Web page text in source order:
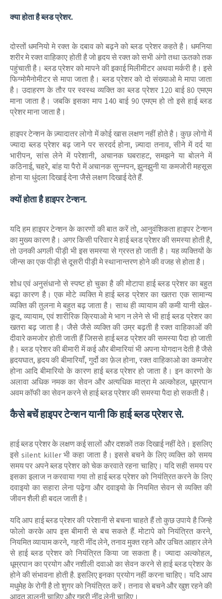
क्या होता है ब्‍लड प्रेशर.
दोस्‍तों धमनियो मे रक्त के दबाव को बढ़ने को ब्‍लड प्रेशर कहते है। धमनिया
शरीर मे रक्त वाहिकाए होती है जो हृदय से रक्त को सभी अंगो तथा ऊतको तक
पहुंचाती है। ब्‍लड प्रेशर को मापने की इकाई मिलीमीटर अथवा मर्करी है। इसे
फिग्‍मोमैनोमीटर से मापा जाता है। ब्‍लड प्रेशर को दो संख्याओ मे मापा जाता
है। उदाहरण के तौर पर स्‍वस्‍थ व्‍यक्ति का ब्‍लड प्रेशर 120 बाई 80 एमएम
माना जाता है। जबकि इसका माप 140 बाई 90 एमएम हो तो इसे हाई ब्‍लड
प्रेशर माना जाता है।
हाइपर टेन्‍शन के ज़्यादातर लोगो में कोई खास लक्षण नहीं होते है। कुछ लोगो में
ज्यादा ब्‍लड प्रेशर बढ़ जाने पर सरदर्द होना, ज़्यादा तनाव, सीने में दर्द या
भारीपन, सांस लेने में परेशानी, अचानक घबराहट, समझने या बोलने में
कठिनाई, चहरे, बांह या पैरो में अचानक सुन्नपन, झुनझुनी या कमजोरी महसूस
होना या धुंदला दिखाई देना जैसे लक्षण दिखाई देते हैं.
क्यों होता है हाइपर टेन्‍शन.
यदि हम हाइपर टेन्‍शन के कारणों की बात करें तो, आनुवंशिकता हाइपर टेन्‍शन
का मुख्य कारण है। अगर किसी परिवार मे हाई ब्‍लड प्रेशर की समस्या होती है,
तो उनकी अगली पीड़ी भी इस समस्या से ग्रस्त हो जाती है। यह व्यक्तियों के
जीन्‍स का एक पीड़ी से दूसरी पीड़ी मे स्थानान्तरण होने की वजह से होता है।
शोध एवं अनुसंधानो से स्पष्ट हो चुका है की मोटापा हाई ब्‍लड प्रेशर का बहुत
बढ़ा कारण है। एक मोटे व्यक्ति मे हाई ब्‍लड प्रेशर का खतरा एक सामान्य
व्यक्ति की तुलना मे बहुत बढ़ जाता है। साथ ही व्यायाम की कमी यानी खेल-
कूद, व्यायाम, एवं शारीरिक क्रियाओ मे भाग न लेने से भी हाई ब्‍लड प्रेशर का
खतरा बढ़ जाता है। जैसे जैसे व्यक्ति की उम्र बढ़ती है रक्त वाहिकाओं की
दीवारे कमजोर होती जाती हैं जिससे हाई ब्‍लड प्रेशर की समस्या पैदा हो जाती
है। ब्‍लड प्रेशर की बीमारी में कई और बीमारियां भी अपना योगदान देती है जैसे
हृदयघात, हृदय की बीमारियाँ, गुर्दो का फ़ेल होना, रक्त वाहिकाओ का कमजोर
होना आदि बीमारियो के कारण हाई ब्‍लड प्रेशर हो जाता है। इन कारणो के
अलावा अधिक नमक का सेवन और अत्यधिक मात्रा मे अल्कोहल, धूम्रपान
अवम कॉफी का सेवन करने से हाई ब्‍लड प्रेशर की समस्या पैदा हो सकती है।
कैसे बचें हाइपर टेन्‍शन यानी कि हाई ब्‍लड प्रेशर से.
हाई ब्‍लड प्रेशर के लक्षण कई सालों और दशकों तक दिखाई नहीं देते। इसलिए
इसे silent killer भी कहा जाता है। इससे बचने के लिए व्यक्ति को समय
समय पर अपने ब्‍लड प्रेशर को चेक करवाते रहना चाहिए। यदि सही समय पर
इसका इलाज न करवाया गया तो हाई ब्‍लड प्रेशर को नियंत्रित करने के लिए
दवाइयो का सहारा लेना पढ़ेगा और दवाइयो के नियमित सेवन से व्यक्ति की
जीवन शैली ही बदल जाती है।
यदि आप हाई ब्‍लड प्रेशर की परेशानी से बचना चाहते हैं तो कुछ उपाये है जिन्‍हे
फोलो करके आप इस बीमारी से बच सकते हैं. मोटापे को नियंत्रित करने,
नियमित व्यायाम करने, गहरी नींद लेने, तनाव मुक्त रहने और उचित आहार लेने
से हाई ब्‍लड प्रेशर को नियंत्रित किया जा सकता है। ज्यादा अल्कोहल,
धूम्रपान का प्रयोग और नशीली दवाओ का सेवन करने से हाई ब्‍लड प्रेशर के
होने की संभावना होती है. इसलिए इनका प्रयोग नहीं करना चाहिए। यदि आप
मधुमेह के रोगी है तो शुगर को नियंत्रित करें। तनाव से बचने और खुश रहने की
आदत डालनी चाहिए और गहरी नींद लेनी चाहिए।